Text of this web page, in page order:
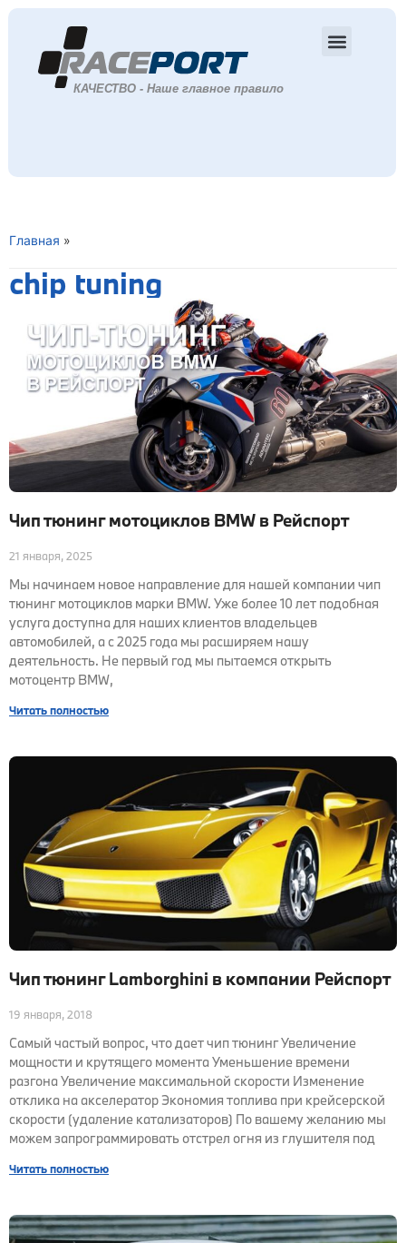
Главная »
chip tuning
Чип тюнинг мотоциклов BMW в Рейспорт
21 января, 2025
Мы начинаем новое направление для нашей компании чип
тюнинг мотоциклов марки BMW. Уже более 10 лет подобная
услуга доступна для наших клиентов владельцев
автомобилей, а с 2025 года мы расширяем нашу
деятельность. Не первый год мы пытаемся открыть
мотоцентр BMW,
Читать полностью
Чип тюнинг Lamborghini в компании Рейспорт
19 января, 2018
Самый частый вопрос, что дает чип тюнинг Увеличение
мощности и крутящего момента Уменьшение времени
разгона Увеличение максимальной скорости Изменение
отклика на акселератор Экономия топлива при крейсерской
скорости (удаление катализаторов) По вашему желанию мы
можем запрограммировать отстрел огня из глушителя под
Читать полностью